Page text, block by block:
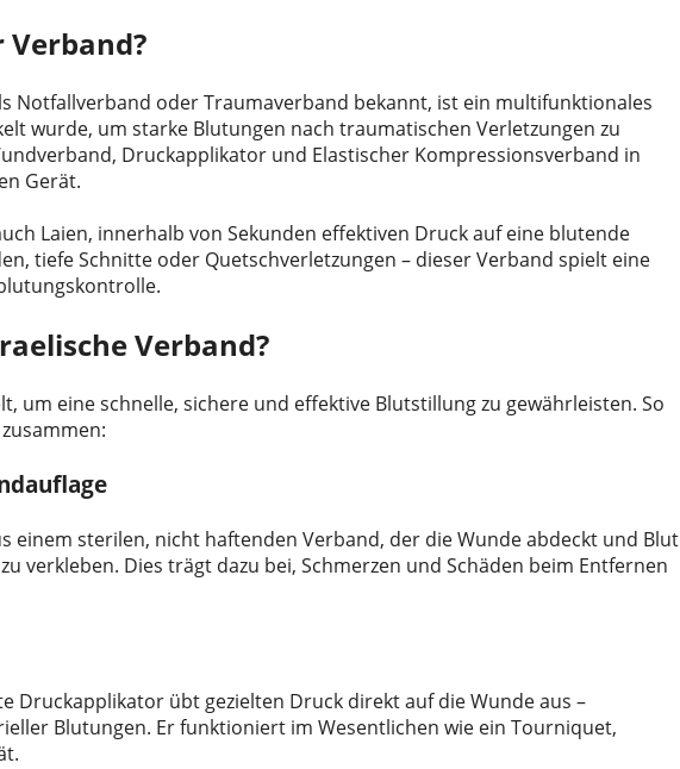
Verband?
Notfallverband oder Traumaverband bekannt, ist ein multifunktionales
wurde, um starke Blutungen nach traumatischen Verletzungen zu
Druckapplikator und Elastischer Kompressionsverband in
Gerät.
Laien, innerhalb von Sekunden effektiven Druck auf eine blutende
tiefe Schnitte oder Quetschverletzungen – dieser Verband spielt eine
Verband?
um eine schnelle, sichere und effektive Blutstillung zu gewährleisten. So
einem sterilen, nicht haftenden Verband, der die Wunde abdeckt und Blut
verkleben. Dies trägt dazu bei, Schmerzen und Schäden beim Entfernen
Druckapplikator übt gezielten Druck direkt auf die Wunde aus –
Blutungen. Er funktioniert im Wesentlichen wie ein Tourniquet,